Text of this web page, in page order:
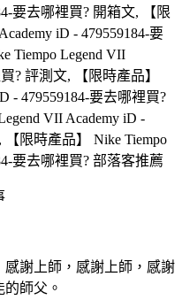
要去哪裡買? 開箱文, 【限
iD - 479559184-要
Tiempo Legend VII
? 評測文, 【限時產品】
- 479559184-要去哪裡買?
VII Academy iD -
限時產品】 Nike Tiempo
要去哪裡買? 部落客推薦
謝上師，感謝上師，感謝
師父。